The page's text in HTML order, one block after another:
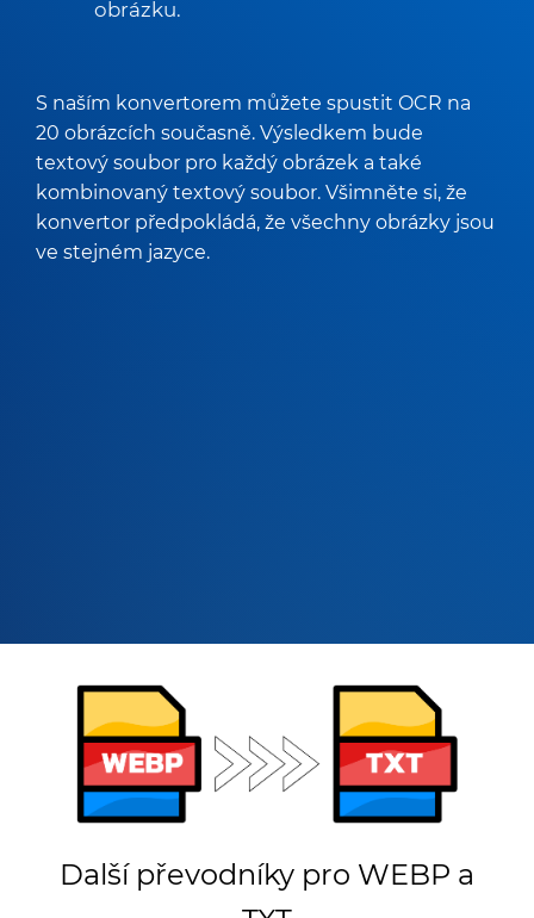
obrázku.
S naším konvertorem můžete spustit OCR na
20 obrázcích současně. Výsledkem bude
textový soubor pro každý obrázek a také
kombinovaný textový soubor. Všimněte si, že
konvertor předpokládá, že všechny obrázky jsou
ve stejném jazyce.
Další převodníky pro WEBP a